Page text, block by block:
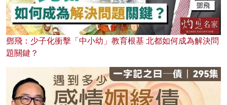
鄧飛：少子化衝擊「中小幼」教育根基 北都如何成為解決問
題關鍵？